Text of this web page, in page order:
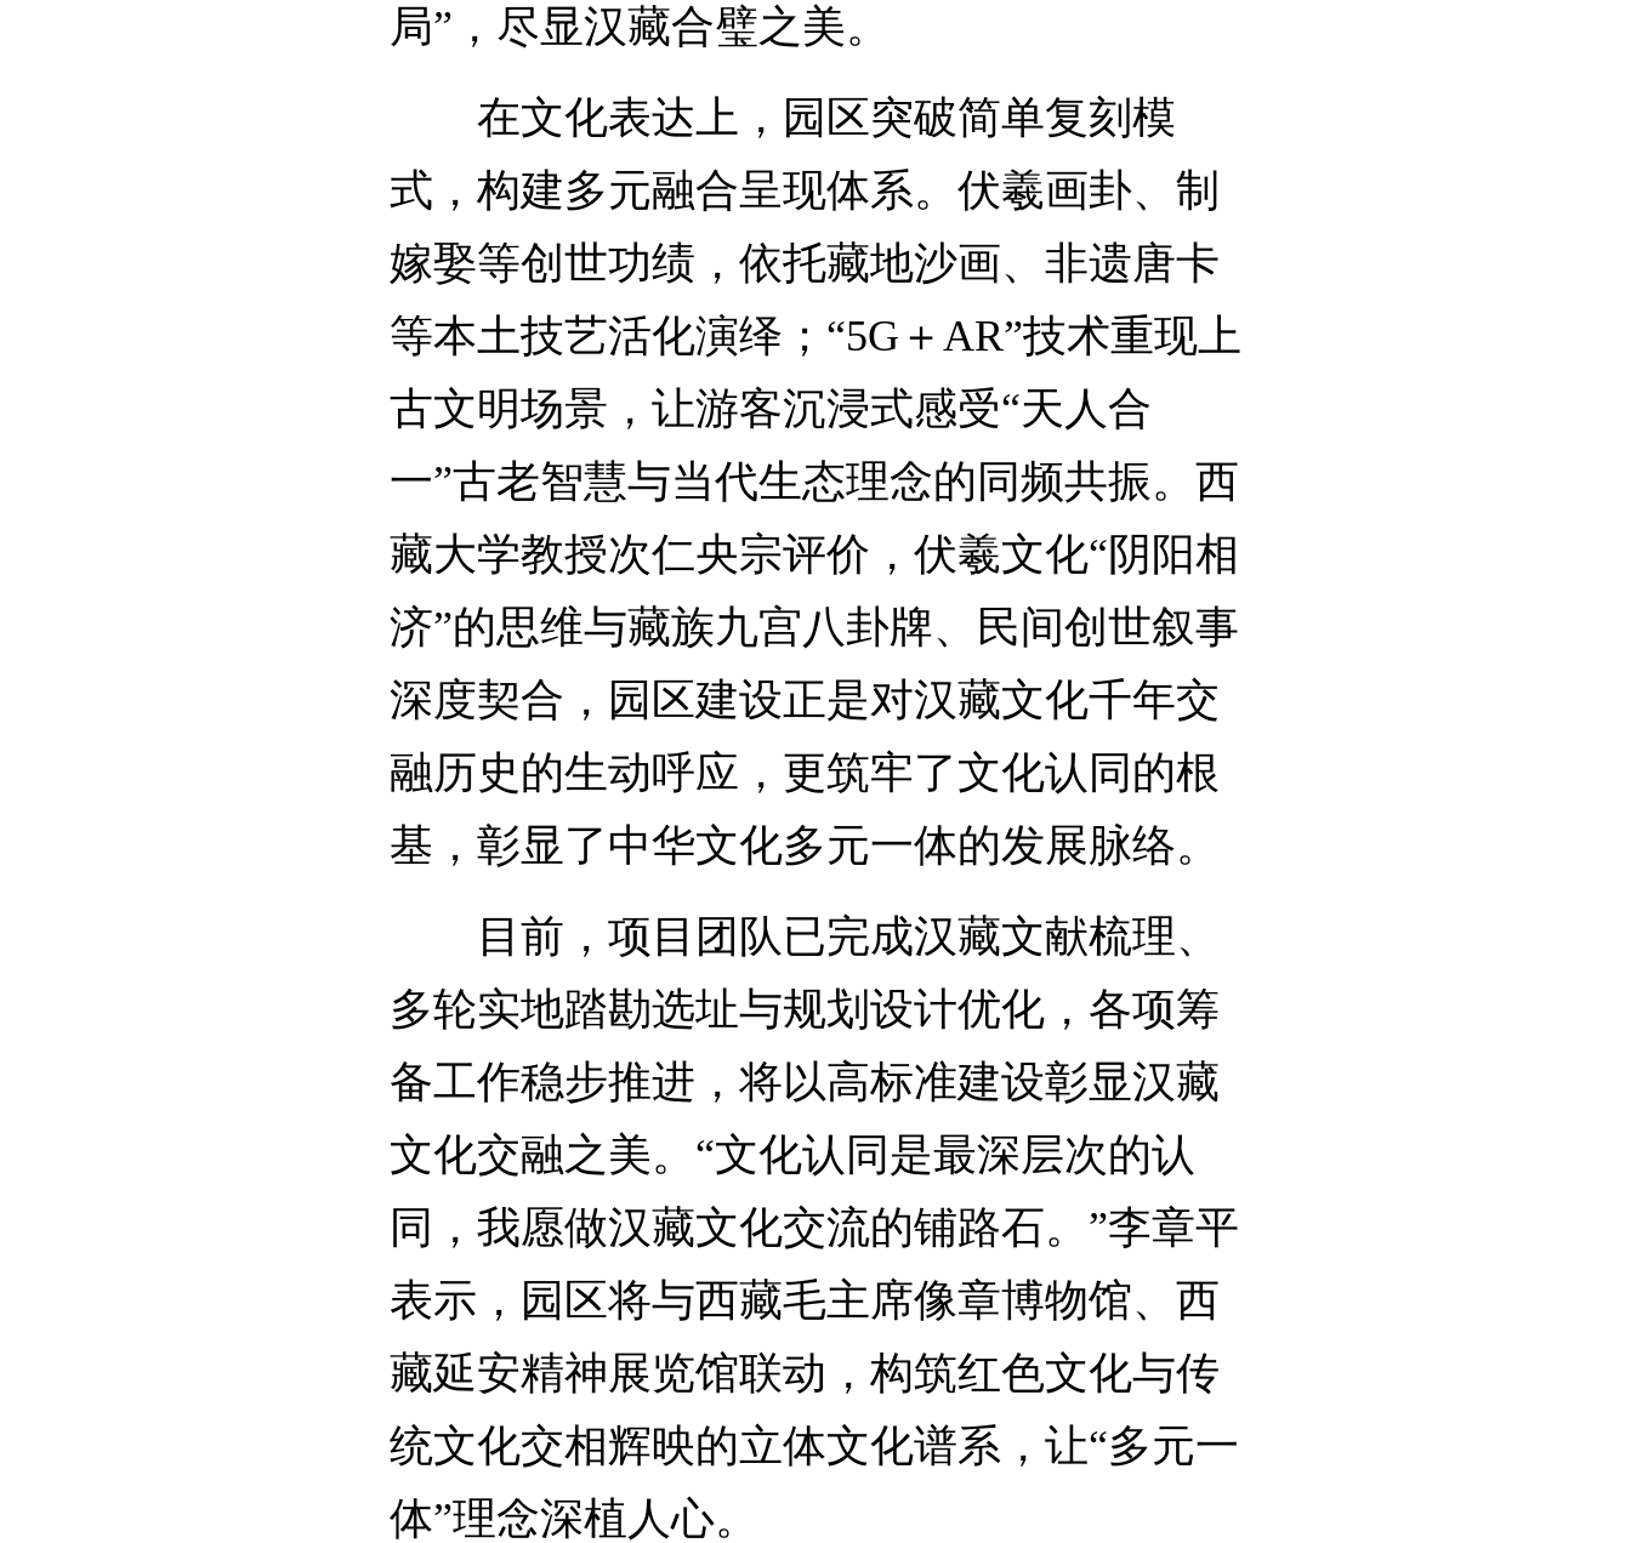
局”，尽显汉藏合璧之美。
在文化表达上，园区突破简单复刻模
式，构建多元融合呈现体系。伏羲画卦、制
嫁娶等创世功绩，依托藏地沙画、非遗唐卡
等本土技艺活化演绎；“5G＋AR”技术重现上
古文明场景，让游客沉浸式感受“天人合
一”古老智慧与当代生态理念的同频共振。西
藏大学教授次仁央宗评价，伏羲文化“阴阳相
济”的思维与藏族九宫八卦牌、民间创世叙事
深度契合，园区建设正是对汉藏文化千年交
融历史的生动呼应，更筑牢了文化认同的根
基，彰显了中华文化多元一体的发展脉络。
目前，项目团队已完成汉藏文献梳理、
多轮实地踏勘选址与规划设计优化，各项筹
备工作稳步推进，将以高标准建设彰显汉藏
文化交融之美。“文化认同是最深层次的认
同，我愿做汉藏文化交流的铺路石。”李章平
表示，园区将与西藏毛主席像章博物馆、西
藏延安精神展览馆联动，构筑红色文化与传
统文化交相辉映的立体文化谱系，让“多元一
体”理念深植人心。